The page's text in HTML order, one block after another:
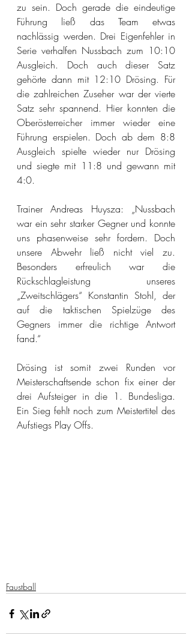
zu sein. Doch gerade die eindeutige
Führung ließ das Team etwas
nachlässig werden. Drei Eigenfehler in
Serie verhalfen Nussbach zum 10:10
Ausgleich. Doch auch dieser Satz
gehörte dann mit 12:10 Drösing. Für
die zahlreichen Zuseher war der vierte
Satz sehr spannend. Hier konnten die
Oberösterreicher immer wieder eine
Führung erspielen. Doch ab dem 8:8
Ausgleich spielte wieder nur Drösing
und siegte mit 11:8 und gewann mit
4:0.
Trainer Andreas Huysza: „Nussbach
war ein sehr starker Gegner und konnte
uns phasenweise sehr fordern. Doch
unsere Abwehr ließ nicht viel zu.
Besonders erfreulich war die
Rückschlagleistung unseres
„Zweitschlägers“ Konstantin Stohl, der
auf die taktischen Spielzüge des
Gegners immer die richtige Antwort
fand.“
Drösing ist somit zwei Runden vor
Meisterschaftsende schon fix einer der
drei Aufsteiger in die 1. Bundesliga.
Ein Sieg fehlt noch zum Meistertitel des
Aufstiegs Play Offs.
Faustball